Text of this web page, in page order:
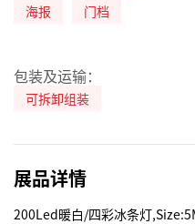
海报
门档
包装及运输：
可拆卸组装
展品详情
200Led暖白/四彩冰条灯